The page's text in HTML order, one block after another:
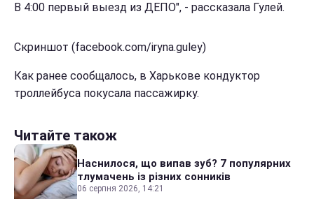
В 4:00 первый выезд из ДЕПО", - рассказала Гулей.
Скриншот (facebook.com/iryna.guley)
Как ранее сообщалось, в Харькове кондуктор
троллейбуса покусала пассажирку.
Читайте також
Наснилося, що випав зуб? 7 популярних
тлумачень із різних сонників
06 серпня 2026, 14:21